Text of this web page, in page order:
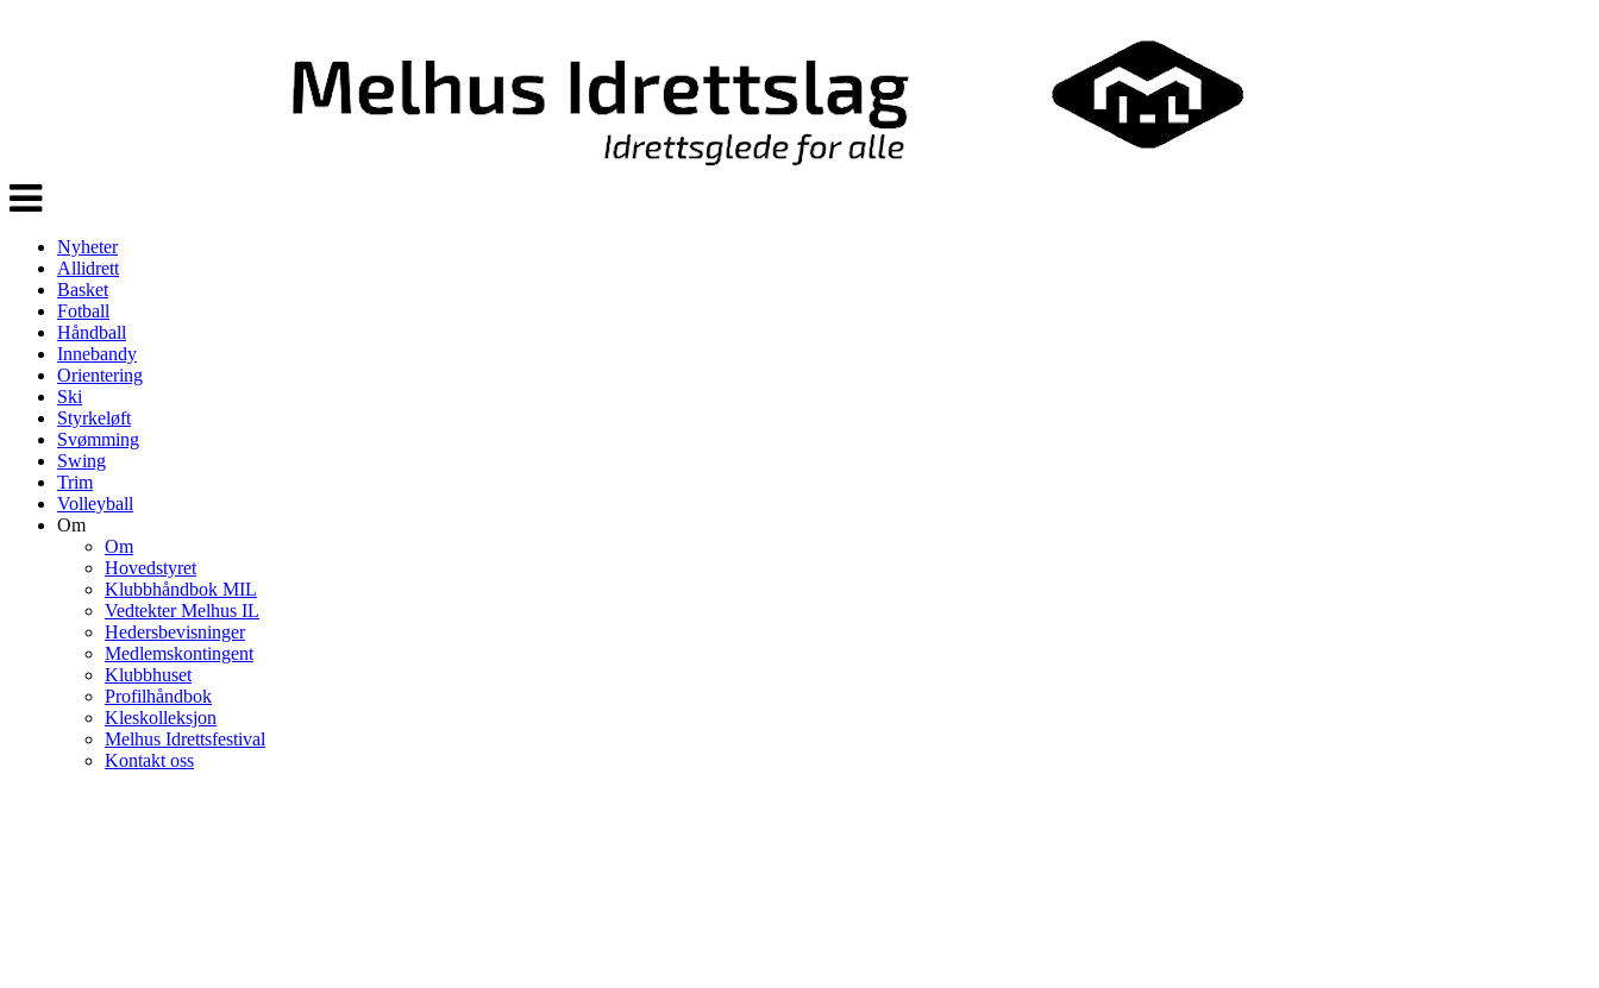
Veksle
navigasjon
Nyheter
Allidrett
Basket
Fotball
Håndball
Innebandy
Orientering
Ski
Styrkeløft
Svømming
Swing
Trim
Volleyball
Om
Om
Hovedstyret
Klubbhåndbok MIL
Vedtekter Melhus IL
Hedersbevisninger
Medlemskontingent
Klubbhuset
Profilhåndbok
Kleskolleksjon
Melhus Idrettsfestival
Kontakt oss